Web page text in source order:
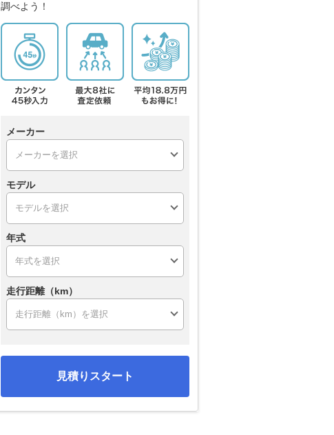
調べよう！
メーカー
モデル
年式
走行距離（km）
見積りスタート